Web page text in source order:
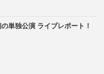
単独公演 ライブレポート！